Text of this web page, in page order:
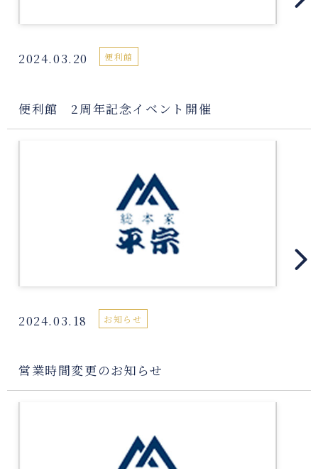
2024.03.20 便利館
便利館 2周年記念イベント開催
2024.03.18 お知らせ
営業時間変更のお知らせ